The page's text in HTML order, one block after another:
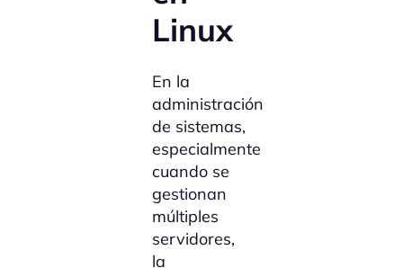
Linux
En la
administración
de sistemas,
especialmente
cuando se
gestionan
múltiples
servidores,
la